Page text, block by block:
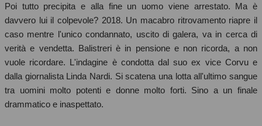
Poi tutto precipita e alla fine un uomo viene arrestato. Ma è
davvero lui il colpevole? 2018. Un macabro ritrovamento riapre il
caso mentre l'unico condannato, uscito di galera, va in cerca di
verità e vendetta. Balistreri è in pensione e non ricorda, a non
vuole ricordare. L'indagine è condotta dal suo ex vice Corvu e
dalla giornalista Linda Nardi. Si scatena una lotta all'ultimo sangue
tra uomini molto potenti e donne molto forti. Sino a un finale
drammatico e inaspettato.